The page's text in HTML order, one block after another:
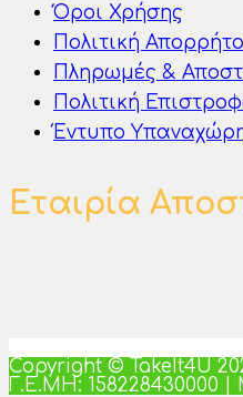
Όροι Χρήσης
Πολιτική
Πληρωμές &
Πολιτική
Έντυπο
Εταιρία
Copyright © TakeIt4U
Γ.Ε.ΜΗ: 158228430000 |